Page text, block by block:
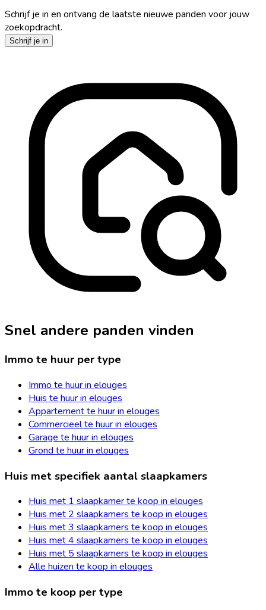
Schrijf je in en ontvang de laatste nieuwe panden voor jouw
zoekopdracht.
Schrijf je in
Snel andere panden vinden
Immo te huur per type
Immo te huur in elouges
Huis te huur in elouges
Appartement te huur in elouges
Commercieel te huur in elouges
Garage te huur in elouges
Grond te huur in elouges
Huis met specifiek aantal slaapkamers
Huis met 1 slaapkamer te koop in elouges
Huis met 2 slaapkamers te koop in elouges
Huis met 3 slaapkamers te koop in elouges
Huis met 4 slaapkamers te koop in elouges
Huis met 5 slaapkamers te koop in elouges
Alle huizen te koop in elouges
Immo te koop per type